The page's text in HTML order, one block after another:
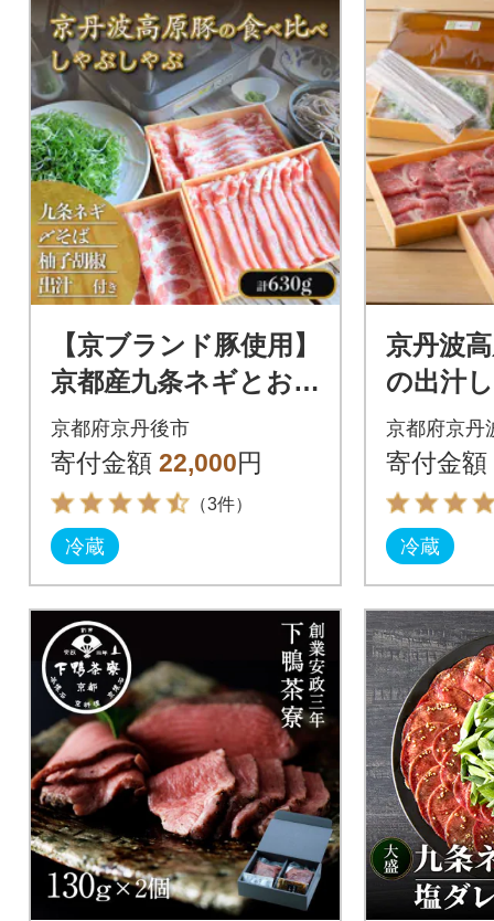
【京ブランド豚使用】
京都産九条ネギとお出
汁の豚しゃぶセット
【 出汁/〆そば/柚子胡
椒付き】
京都府京丹後市
寄付金額 22,000円
（3件）
冷蔵
京丹波
の出汁
セット(
町産 京
肉)
京都府京丹
寄付金額
冷蔵